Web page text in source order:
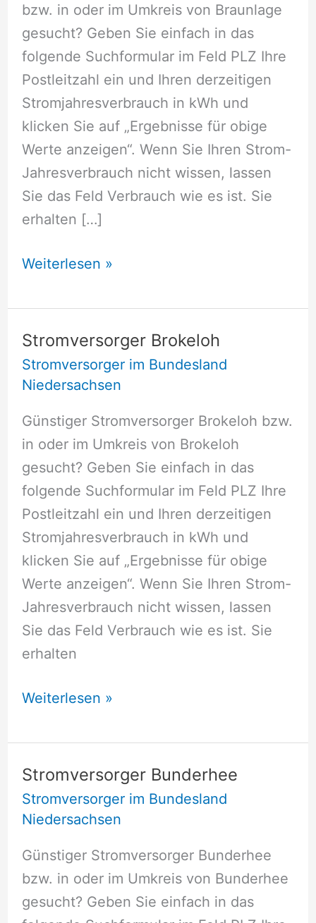
bzw. in oder im Umkreis von Braunlage
gesucht? Geben Sie einfach in das
folgende Suchformular im Feld PLZ Ihre
Postleitzahl ein und Ihren derzeitigen
Stromjahresverbrauch in kWh und
klicken Sie auf „Ergebnisse für obige
Werte anzeigen“. Wenn Sie Ihren Strom-
Jahresverbrauch nicht wissen, lassen
Sie das Feld Verbrauch wie es ist. Sie
erhalten […]
Stromversorger
Weiterlesen »
Stromversorger Brokeloh
Stromversorger im Bundesland
Niedersachsen
Günstiger Stromversorger Brokeloh bzw.
in oder im Umkreis von Brokeloh
gesucht? Geben Sie einfach in das
folgende Suchformular im Feld PLZ Ihre
Postleitzahl ein und Ihren derzeitigen
Stromjahresverbrauch in kWh und
klicken Sie auf „Ergebnisse für obige
Werte anzeigen“. Wenn Sie Ihren Strom-
Jahresverbrauch nicht wissen, lassen
Sie das Feld Verbrauch wie es ist. Sie
erhalten
Stromversorger
Weiterlesen »
Stromversorger Bunderhee
Stromversorger im Bundesland
Niedersachsen
Günstiger Stromversorger Bunderhee
bzw. in oder im Umkreis von Bunderhee
gesucht? Geben Sie einfach in das